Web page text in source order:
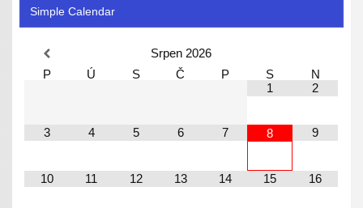
Simple Calendar
Srpen 2026
P
Ú S Č P S
N
1
2
3 4 5 6 7 8 9
10 11 12 13 14 15 16